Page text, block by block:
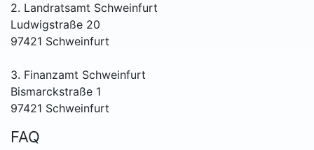
2. Landratsamt Schweinfurt
Ludwigstraße 20
97421 Schweinfurt
3. Finanzamt Schweinfurt
Bismarckstraße 1
97421 Schweinfurt
FAQ